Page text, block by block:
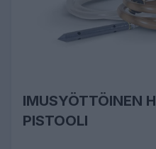
IMUSYÖTTÖINEN
PISTOOLI